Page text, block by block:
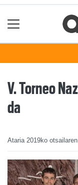
V. Torneo
da
Ataria 2019ko